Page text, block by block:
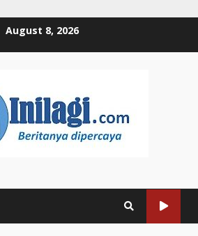
August 8, 2026